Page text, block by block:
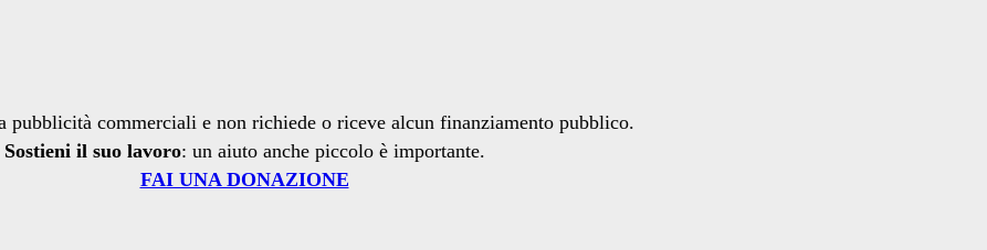
pubblicità commerciali e non richiede o riceve alcun finanziamento pubblico.
Sostieni il suo lavoro: un aiuto anche piccolo è importante.
FAI UNA DONAZIONE